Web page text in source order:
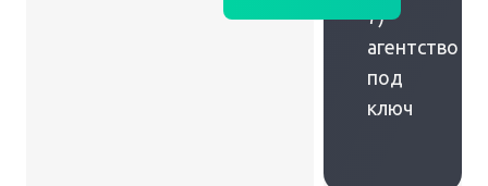
7)
агентство
под
ключ